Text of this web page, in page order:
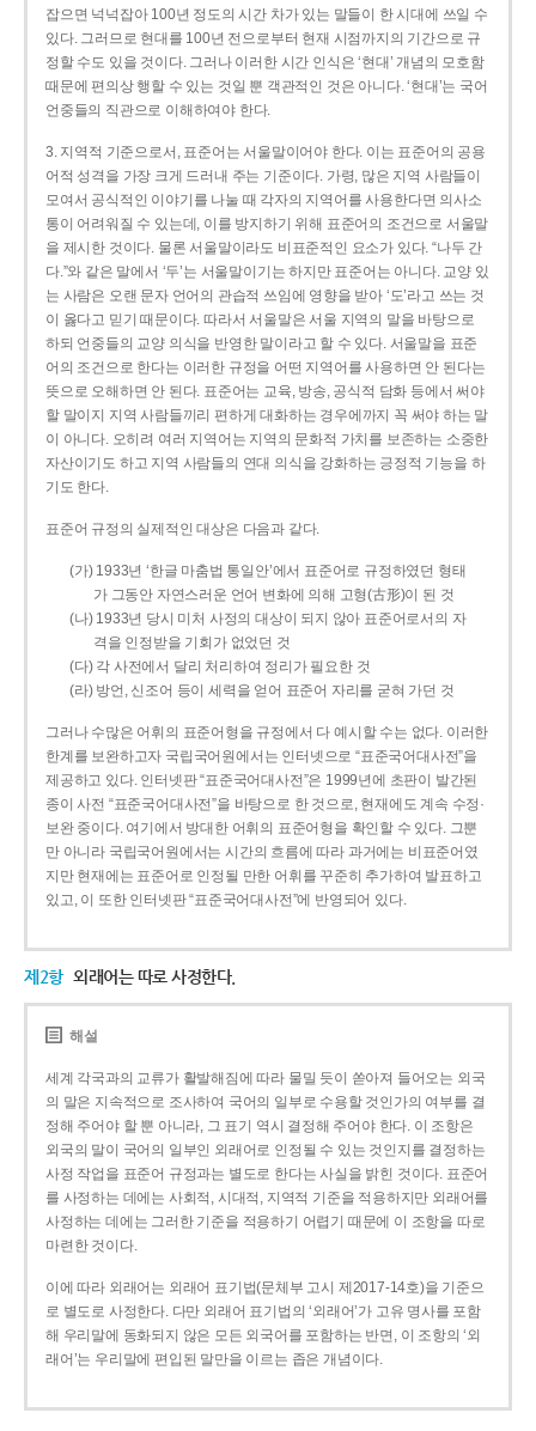
잡으면 넉넉잡아 100년 정도의 시간 차가 있는 말들이 한 시대에 쓰일 수
있다. 그러므로 현대를 100년 전으로부터 현재 시점까지의 기간으로 규
정할 수도 있을 것이다. 그러나 이러한 시간 인식은 ‘현대’ 개념의 모호함
때문에 편의상 행할 수 있는 것일 뿐 객관적인 것은 아니다. ‘현대’는 국어
언중들의 직관으로 이해하여야 한다.
3. 지역적 기준으로서, 표준어는 서울말이어야 한다. 이는 표준어의 공용
어적 성격을 가장 크게 드러내 주는 기준이다. 가령, 많은 지역 사람들이
모여서 공식적인 이야기를 나눌 때 각자의 지역어를 사용한다면 의사소
통이 어려워질 수 있는데, 이를 방지하기 위해 표준어의 조건으로 서울말
을 제시한 것이다. 물론 서울말이라도 비표준적인 요소가 있다. “나두 간
다.”와 같은 말에서 ‘두’는 서울말이기는 하지만 표준어는 아니다. 교양 있
는 사람은 오랜 문자 언어의 관습적 쓰임에 영향을 받아 ‘도’라고 쓰는 것
이 옳다고 믿기 때문이다. 따라서 서울말은 서울 지역의 말을 바탕으로
하되 언중들의 교양 의식을 반영한 말이라고 할 수 있다. 서울말을 표준
어의 조건으로 한다는 이러한 규정을 어떤 지역어를 사용하면 안 된다는
뜻으로 오해하면 안 된다. 표준어는 교육, 방송, 공식적 담화 등에서 써야
할 말이지 지역 사람들끼리 편하게 대화하는 경우에까지 꼭 써야 하는 말
이 아니다. 오히려 여러 지역어는 지역의 문화적 가치를 보존하는 소중한
자산이기도 하고 지역 사람들의 연대 의식을 강화하는 긍정적 기능을 하
기도 한다.
표준어 규정의 실제적인 대상은 다음과 같다.
(가) 1933년 ‘한글 마춤법 통일안’에서 표준어로 규정하였던 형태
가 그동안 자연스러운 언어 변화에 의해 고형(古形)이 된 것
(나) 1933년 당시 미처 사정의 대상이 되지 않아 표준어로서의 자
격을 인정받을 기회가 없었던 것
(다) 각 사전에서 달리 처리하여 정리가 필요한 것
(라) 방언, 신조어 등이 세력을 얻어 표준어 자리를 굳혀 가던 것
그러나 수많은 어휘의 표준어형을 규정에서 다 예시할 수는 없다. 이러한
한계를 보완하고자 국립국어원에서는 인터넷으로 “표준국어대사전”을
제공하고 있다. 인터넷판 “표준국어대사전”은 1999년에 초판이 발간된
종이 사전 “표준국어대사전”을 바탕으로 한 것으로, 현재에도 계속 수정·
보완 중이다. 여기에서 방대한 어휘의 표준어형을 확인할 수 있다. 그뿐
만 아니라 국립국어원에서는 시간의 흐름에 따라 과거에는 비표준어였
지만 현재에는 표준어로 인정될 만한 어휘를 꾸준히 추가하여 발표하고
있고, 이 또한 인터넷판 “표준국어대사전”에 반영되어 있다.
제2항 외래어는 따로 사정한다.
해설
세계 각국과의 교류가 활발해짐에 따라 물밀 듯이 쏟아져 들어오는 외국
의 말은 지속적으로 조사하여 국어의 일부로 수용할 것인가의 여부를 결
정해 주어야 할 뿐 아니라, 그 표기 역시 결정해 주어야 한다. 이 조항은
외국의 말이 국어의 일부인 외래어로 인정될 수 있는 것인지를 결정하는
사정 작업을 표준어 규정과는 별도로 한다는 사실을 밝힌 것이다. 표준어
를 사정하는 데에는 사회적, 시대적, 지역적 기준을 적용하지만 외래어를
사정하는 데에는 그러한 기준을 적용하기 어렵기 때문에 이 조항을 따로
마련한 것이다.
이에 따라 외래어는 외래어 표기법(문체부 고시 제2017-14호)을 기준으
로 별도로 사정한다. 다만 외래어 표기법의 ‘외래어’가 고유 명사를 포함
해 우리말에 동화되지 않은 모든 외국어를 포함하는 반면, 이 조항의 ‘외
래어’는 우리말에 편입된 말만을 이르는 좁은 개념이다.